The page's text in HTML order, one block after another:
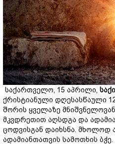
საქართველო, 15 აპრილი,
ქრისტიანული დღესასწაული
შორის ყველაზე
მკვდრეთით აღსდგა და
ცოდვისგან დაიხსნა. მხოლოდ
ადამიანთათვის სამოთხის